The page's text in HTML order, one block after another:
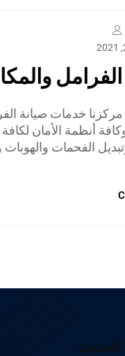
مركزنا خدمات صيانة
أنظمة الأمان
الفحمات
الحديث